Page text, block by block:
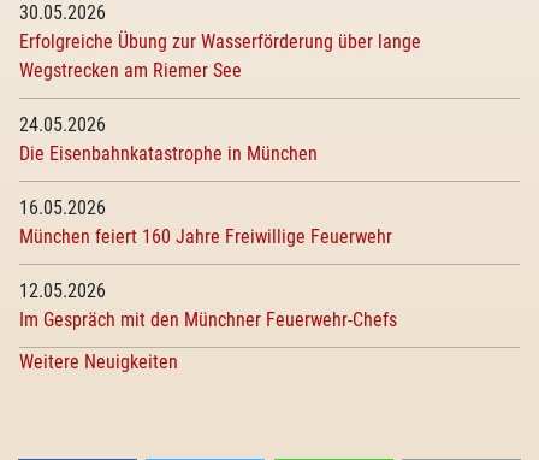
30.05.2026
Erfolgreiche Übung zur Wasserförderung über lange
Wegstrecken am Riemer See
24.05.2026
Die Eisenbahnkatastrophe in München
16.05.2026
München feiert 160 Jahre Freiwillige Feuerwehr
12.05.2026
Im Gespräch mit den Münchner Feuerwehr-Chefs
Weitere Neuigkeiten